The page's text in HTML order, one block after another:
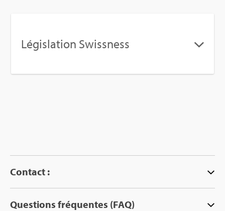
Contact :
Ques­tions fré­quentes (FAQ)
Légis­la­tion Swiss­ness